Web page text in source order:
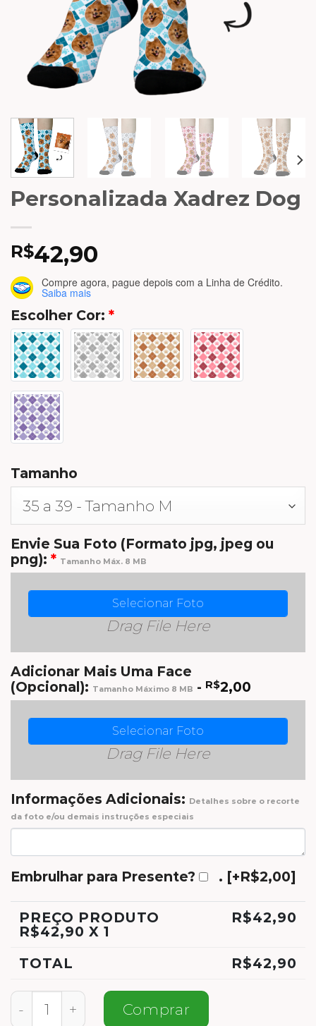
Personalizada Xadrez Dog
R$42,90
Compre agora, pague depois com a Linha de Crédito.
Saiba mais
Escolher Cor: *
Tamanho
Envie Sua Foto (Formato jpg, jpeg ou
png): * Tamanho Máx. 8 MB
Selecionar Foto
Drag File Here
Adicionar Mais Uma Face
(Opcional): Tamanho Máximo 8 MB - R$2,00
Selecionar Foto
Drag File Here
Informações Adicionais: Detalhes sobre o recorte
da foto e/ou demais instruções especiais
Embrulhar para Presente? . [+R$2,00]
PREÇO PRODUTO
R$42,90 X 1
R$42,90
TOTAL R$42,90
Personalizada Xadrez Dog quantidade
Comprar